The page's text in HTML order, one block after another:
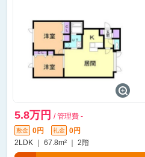
5.8万円 / 管理費 -
敷金 0円 礼金
0円
2LDK ｜ 67.8m² ｜ 2階